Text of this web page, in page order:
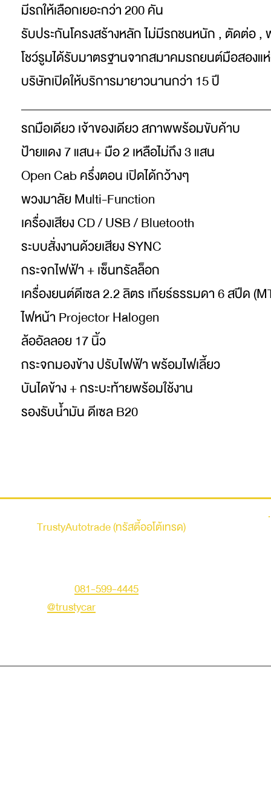
มีรถให้เลือกเยอะกว่า 200 คัน
รับประกันโครงสร้างหลัก ไม่มีรถชนหนัก , ตัดต่อ
โชว์รูมได้รับมาตรฐานจากสมาคมรถยนต์มือสองแห่
บริษัทเปิดให้บริการมายาวนานกว่า 15 ปี
รถมือเดียว เจ้าของเดียว สภาพพร้อมขับค้าบ
ป้ายแดง 7 แสน+ มือ 2 เหลือไม่ถึง 3 แสน
Open Cab ครึ่งตอน เปิดได้กว้างๆ
พวงมาลัย Multi-Function
เครื่องเสียง CD / USB / Bluetooth
ระบบสั่งงานด้วยเสียง SYNC
กระจกไฟฟ้า + เซ็นทรัลล็อก
เครื่องยนต์ดีเซล 2.2 ลิตร เกียร์ธรรมดา 6 สปีด
ไฟหน้า Projector Halogen
ล้ออัลลอย 17 นิ้ว
กระจกมองข้าง ปรับไฟฟ้า พร้อมไฟเลี้ยว
บันไดข้าง + กระบะท้ายพร้อมใช้งาน
รองรับน้ำมัน ดีเซล B20
TrustyAutotrade (ทรัสตี้ออโต้เทรด)
081-599-4445
@trustycar